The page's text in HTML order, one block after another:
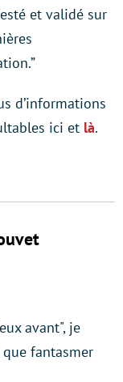
et validé sur
d’informations
ici et là.
avant", je
fantasmer